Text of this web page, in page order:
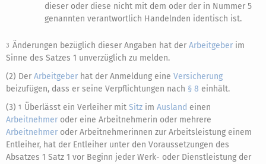
dieser oder diese nicht mit dem oder der in Nummer 5
genannten verantwortlich Handelnden identisch ist.
3 Änderungen bezüglich dieser Angaben hat der Arbeitgeber im
Sinne des Satzes 1 unverzüglich zu melden.
(2) Der Arbeitgeber hat der Anmeldung eine Versicherung
beizufügen, dass er seine Verpflichtungen nach § 8 einhält.
(3) 1 Überlässt ein Verleiher mit Sitz im Ausland einen
Arbeitnehmer oder eine Arbeitnehmerin oder mehrere
Arbeitnehmer oder Arbeitnehmerinnen zur Arbeitsleistung einem
Entleiher, hat der Entleiher unter den Voraussetzungen des
Absatzes 1 Satz 1 vor Beginn jeder Werk- oder Dienstleistung der